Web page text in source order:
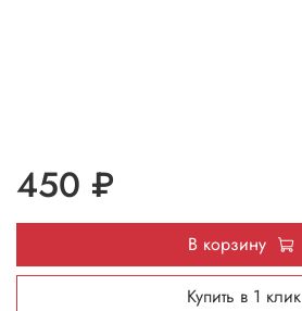
450 ₽
В корзину
Купить в 1 клик